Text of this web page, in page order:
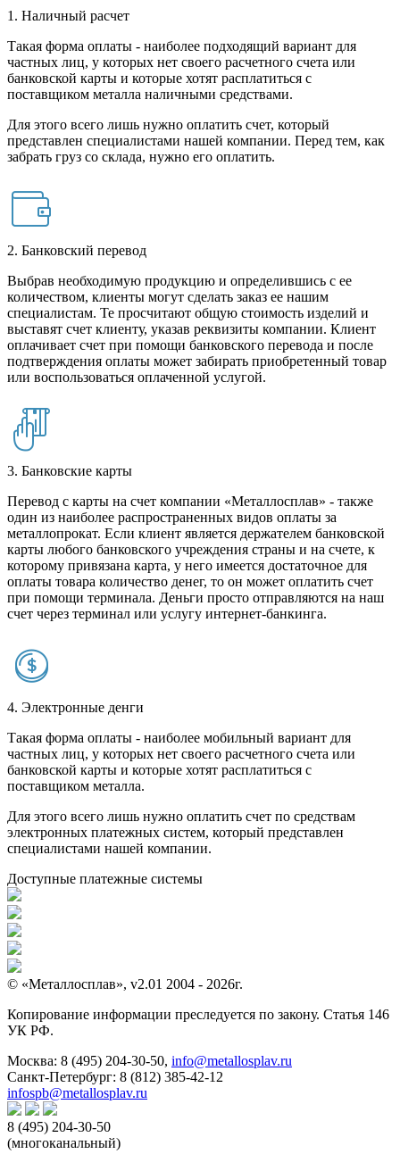
1. Наличный расчет
Такая форма оплаты - наиболее подходящий вариант для
частных лиц, у которых нет своего расчетного счета или
банковской карты и которые хотят расплатиться с
поставщиком металла наличными средствами.
Для этого всего лишь нужно оплатить счет, который
представлен специалистами нашей компании. Перед тем, как
забрать груз со склада, нужно его оплатить.
2. Банковский перевод
Выбрав необходимую продукцию и определившись с ее
количеством, клиенты могут сделать заказ ее нашим
специалистам. Те просчитают общую стоимость изделий и
выставят счет клиенту, указав реквизиты компании. Клиент
оплачивает счет при помощи банковского перевода и после
подтверждения оплаты может забирать приобретенный товар
или воспользоваться оплаченной услугой.
3. Банковские карты
Перевод с карты на счет компании «Металлосплав» - также
один из наиболее распространенных видов оплаты за
металлопрокат. Если клиент является держателем банковской
карты любого банковского учреждения страны и на счете, к
которому привязана карта, у него имеется достаточное для
оплаты товара количество денег, то он может оплатить счет
при помощи терминала. Деньги просто отправляются на наш
счет через терминал или услугу интернет-банкинга.
4. Электронные денги
Такая форма оплаты - наиболее мобильный вариант для
частных лиц, у которых нет своего расчетного счета или
банковской карты и которые хотят расплатиться с
поставщиком металла.
Для этого всего лишь нужно оплатить счет по средствам
электронных платежных систем, который представлен
специалистами нашей компании.
Доступные платежные системы
© «Металлосплав», v2.01 2004 - 2026г.
Копирование информации преследуется по закону. Статья 146
УК РФ.
Москва: 8 (495) 204-30-50, info@metallosplav.ru
Санкт-Петербург: 8 (812) 385-42-12
infospb@metallosplav.ru
8 (495) 204-30-50
(многоканальный)